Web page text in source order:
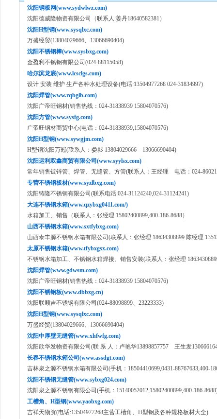
沈阳钢板网(www.sydwlwz.com)
沈阳德威隆物资有限公司（联系人:姜丹18640582381）
沈阳H型钢(www.sysqlxc.com)
万盛经贸(13804029666、13066690404)
沈阳不锈钢棒(www.sysbxg.com)
金盈利不锈钢有限公司(024-88115058)
哈尔滨龙宸(www.lcsclgs.com)
设计 安装 维护 生产各种水处理设备(电话:13504977268 024-31834997)
沈阳焊管(www.rqbglb.com)
沈阳广帝旺钢材(销售热线：024-31838939 15804070576)
沈阳方管(www.sysfg.com)
广帝旺钢材商贸中心(电话：024-31838939,15804070576)
沈阳H型钢(www.sywgjm.com)
H型钢沈阳万冠(联系人：娄影 13804029666 13066690404)
沈阳运利双鑫商贸有限公司(www.syylsx.com)
常年销售镀锌管、焊管、无缝管、方管(联系人：王经理 电话：024-
专营不锈钢板材(www.syzlbxg.com)
沈阳铸隆不锈钢有限公司(联系电话:024-31124240,024-31124241)
大连不锈钢水箱(www.qzybxg0411.com/)
水箱加工、销售（联系人：张经理 15802400899,400-186-8688）
山西不锈钢水箱(www.sxtfybxg.com)
山西泰丰源不锈钢水箱有限公司(联系人：张经理 18634308899 陈经理
太原不锈钢水箱(www.tfybxgsx.com)
不锈钢水箱加工、不锈钢水箱焊接、销售安装(联系人：张经理
沈阳焊管(www.gdwsm.com)
沈阳广帝旺钢材(销售热线：024-31838939 15804070576)
沈阳不锈钢板(www.dbbxg.cn)
沈阳联顺吉不锈钢有限公司(024-88098899、23223333)
沈阳H型钢(www.sysqlxc.com)
万盛经贸(13804029666、13066690404)
沈阳中厚壁无缝管(www.xhfwfg.com)
沈阳欣华发物资有限公司(联 系 人：卢艳华13898857757 王生发
长春不锈钢水箱公司(www.assdgt.com)
吉林泉之源不锈钢水箱有限公司(手机：18504410699,0431-88767633,400-
沈阳不锈钢无缝管(www.sybxg024.com)
沈阳泉之源不锈钢有限公司(手机：15140052012,15802400899,400-186-
工槽角、H型钢(www.yaobxg.com)
吉祥天物资(电话:13504977268主营工槽角、H型钢及各种规格板材大全)